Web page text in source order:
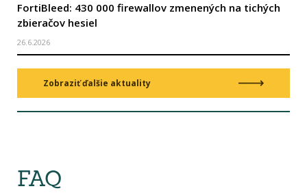
FortiBleed: 430 000 firewallov zmenených na tichých
zbieračov hesiel
26.6.2026
Zobraziť ďalšie aktuality
FAQ